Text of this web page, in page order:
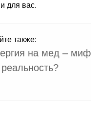
для вас.
также:
на мед – миф